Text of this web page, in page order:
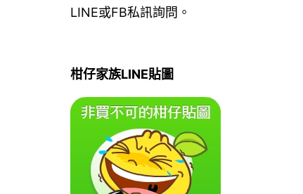
LINE或FB私訊詢問。
柑仔家族LINE貼圖